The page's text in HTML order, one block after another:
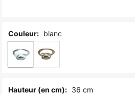
Couleur: blanc
Hauteur (en cm): 36 cm